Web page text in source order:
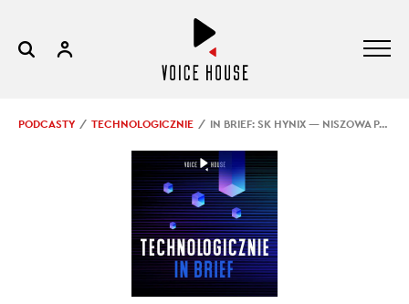
PODCASTY TECHNOLOGICZNIE IN BRIEF: SK HYNIX — NISZOWA PAMIĘĆ SERCEM AI